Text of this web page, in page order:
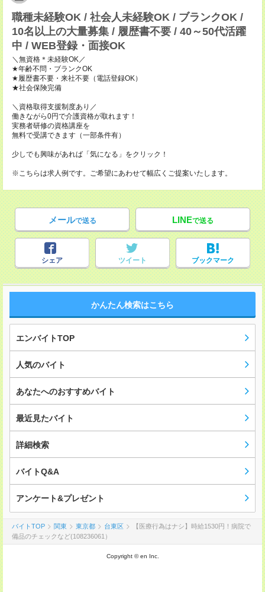
職種未経験OK / 社会人未経験OK / ブランクOK /
10名以上の大量募集 / 履歴書不要 / 40～50代活躍
中 / WEB登録・面接OK
＼無資格＊未経験OK／
★年齢不問・ブランクOK
★履歴書不要・来社不要（電話登録OK）
★社会保険完備
＼資格取得支援制度あり／
働きながら0円で介護資格が取れます！
実務者研修の資格講座を
無料で受講できます（一部条件有）
少しでも興味があれば「気になる」をクリック！
※こちらは求人例です。ご希望にあわせて幅広くご提案いたします。
メールで送る LINEで送る
シェア ツイート ブックマーク
かんたん検索はこちら
エンバイトTOP
人気のバイト
あなたへのおすすめバイト
最近見たバイト
詳細検索
バイトQ&A
アンケート&プレゼント
バイトTOP 関東 東京都 台東区
【医療行為はナシ】時給1530円！病院で
備品のチェックなど(108236061）
Copyright © en Inc.